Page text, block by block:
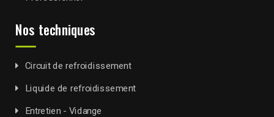
Nos techniques
Circuit de refroidissement
Liquide de refroidissement
Entretien - Vidange